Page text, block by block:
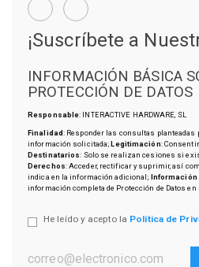
¡Suscríbete a
INFORMACIÓN BÁSICA
PROTECCIÓN DE DATOS
Responsable: INTERACTIVE HARDWARE, SL
Finalidad: Responder las consultas planteadas
información solicitada;Legitimación:
Destinatarios: Solo se realizan cesiones si
Derechos: Acceder, rectificar y suprimir, así
indica en la información adicional; Información
información completa de Protección de Datos en
He leído y acepto la Política de